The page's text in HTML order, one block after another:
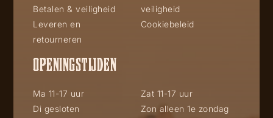
Betalen & veiligheid
Leveren en
retourneren
veiligheid
Cookiebeleid
OPENINGSTIJDEN
Ma 11-17 uur
Di gesloten
Zat 11-17 uur
Zon alleen 1e zondag